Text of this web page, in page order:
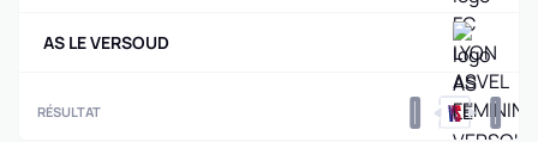
AS LE VERSOUD
RÉSULTAT 0 0